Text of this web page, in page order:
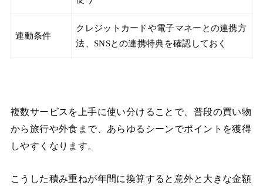
連動条件
クレジットカードや電子マネーとの連携方
法、SNSとの連携特典を確認しておく
複数サービスを上手に使い分けることで、普段の買い物
から旅行や外食まで、あらゆるシーンでポイントを獲得
しやすくなります。
こうした積み重ねが年間に換算すると意外と大きな金額